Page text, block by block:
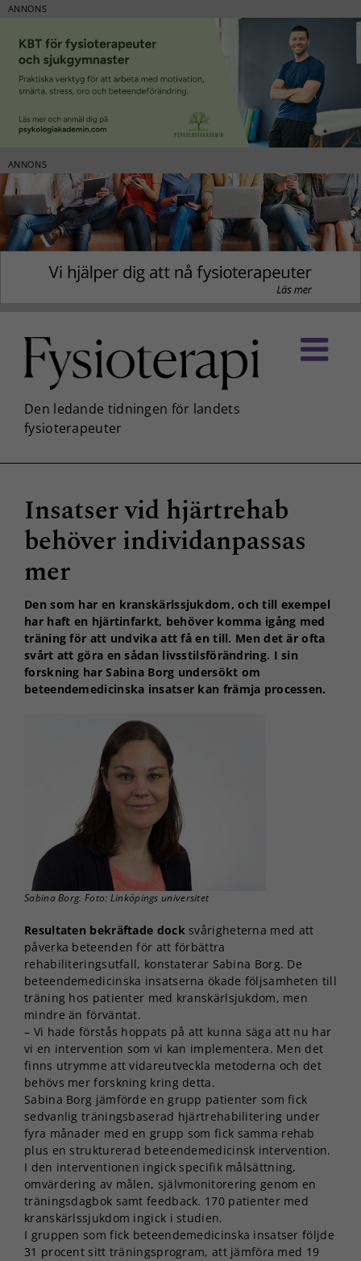
ANNONS
ANNONS
innehållet
Insatser vid hjärtrehab
behöver individanpassas
mer
Den som har en kranskärlssjukdom, och till exempel
har haft en hjärtinfarkt, behöver komma igång med
träning för att undvika att få en till. Men det är ofta
svårt att göra en sådan livsstilsförändring. I sin
forskning har Sabina Borg undersökt om
beteendemedicinska insatser kan främja processen.
Sabina Borg. Foto: Linköpings universitet
Resultaten bekräftade docksvårigheterna med att
påverka beteenden för att förbättra
rehabiliteringsutfall, konstaterar Sabina Borg. De
beteendemedicinska insatserna ökade följsamheten till
träning hos patienter med kranskärlsjukdom, men
mindre än förväntat.
– Vi hade förstås hoppats på att kunna säga att nu har
vi en intervention som vi kan implementera. Men det
finns utrymme att vidareutveckla metoderna och det
behövs mer forskning kring detta.
Sabina Borg jämförde en grupp patienter som fick
sedvanlig träningsbaserad hjärtrehabilitering under
fyra månader med en grupp som fick samma rehab
plus en strukturerad beteendemedicinsk intervention.
I den interventionen ingick specifik målsättning,
omvärdering av målen, självmonitorering genom en
träningsdagbok samt feedback. 170 patienter med
kranskärlssjukdom ingick i studien.
I gruppen som fick beteendemedicinska insatser följde
31 procent sitt träningsprogram, att jämföra med 19